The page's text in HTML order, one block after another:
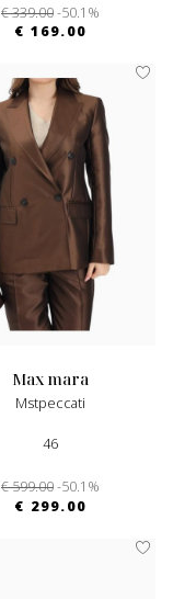
€ 339.00-50.1%
€ 169.00
max mara
Mstpeccati
46
€ 599.00-50.1%
€ 299.00